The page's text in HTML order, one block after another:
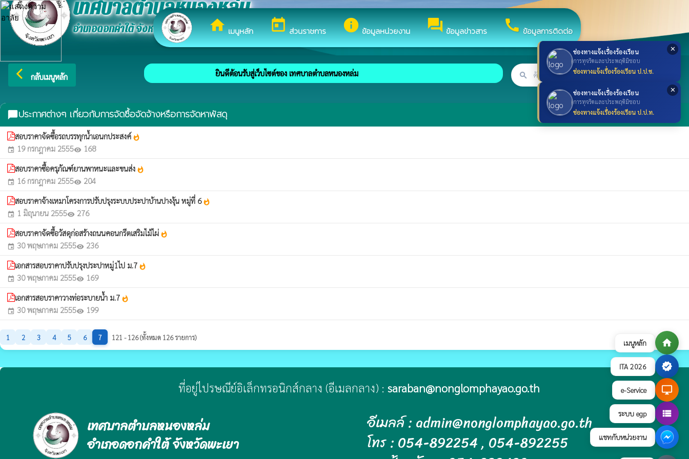
เมนูหลัก home
ITA 2026 verified
e-Service desktop_windows
ระบบ egp view_list
แชทกับหน่วยงาน
✕
ช่องทางแจ้งเรื่องร้องเรียน
การทุจริตและประพฤติมิชอบ
ช่องทางแจ้งเรื่องร้องเรียน ป.ป.ช.
✕
ช่องทางแจ้งเรื่องร้องเรียน
การทุจริตและประพฤติมิชอบ
ช่องทางแจ้งเรื่องร้องเรียน ป.ป.ท.
homeเมนูหลัก todayส่วนราชการ infoข้อมูลหน่วยงาน forumข้อมูลข่าวสาร callข้อมูลการติดต่อ
เทศบาลตำบลหนองหล่ม
อำเภอดอกคำใต้ จังหวัดพะเยา
arrow_back_ios กลับเมนูหลัก ยินดีต้อนรับสู่เว็บไซต์ของ เทศบาลตำบลหนองหล่ม search searchค้นหา
chat_bubbleประกาศต่างๆ เกี่ยวกับการจัดซื้อจัดจ้างหรือการจัดหาพัสดุ
สอบราคาจัดซื้อรถบรรทุกน้ำเอนกประสงค์whatshot
event 19 กรกฎาคม 2555visibility 168
สอบราคาซื้อครุภัณฑ์ยานพาหนะและขนส่ง whatshot
event 16 กรกฎาคม 2555visibility 204
สอบราคาจ้างเหมาโครงการปรับปรุงระบบประปาบ้านปางงุ้น หมู่ที่ 6whatshot
event 1 มิถุนายน 2555visibility 276
สอบราคาจัดซื้อวัสดุก่อสร้างถนนคอนกรีตเสริมไม้ไผ่ whatshot
event 30 พฤษภาคม 2555visibility 236
เอกสารสอบราคาปรับปรุงประปาหมู่1ไป ม.7 whatshot
event 30 พฤษภาคม 2555visibility 169
เอกสารสอบราคาวางท่อระบายน้ำ ม.7 whatshot
event 30 พฤษภาคม 2555visibility 199
1 2 3 4 5 6 7 121 - 126 (ทั้งหมด 126 รายการ)
ที่อยู่ไปรษณีย์อิเล็กทรอนิกส์กลาง (อีเมลกลาง) : saraban@nonglomphayao.go.th
เทศบาลตำบลหนองหล่ม
อำเภอดอกคำใต้ จังหวัดพะเยา
อีเมลล์ : admin@nonglomphayao.go.th
โทร : 054-892254 , 054-892255